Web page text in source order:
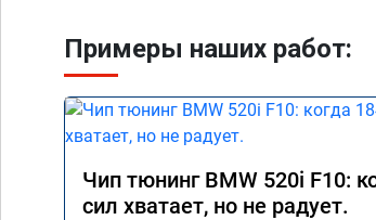
Примеры наших работ:
Чип тюнинг BMW 520i F10:
сил хватает, но не радует.